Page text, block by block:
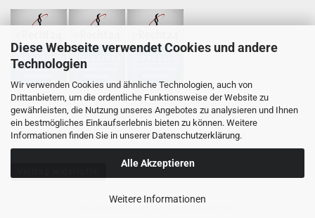
Diese Webseite verwendet Cookies und andere
Technologien
Wir verwenden Cookies und ähnliche Technologien, auch von
Drittanbietern, um die ordentliche Funktionsweise der Website zu
gewährleisten, die Nutzung unseres Angebotes zu analysieren und Ihnen
ein bestmögliches Einkaufserlebnis bieten zu können. Weitere
Informationen finden Sie in unserer Datenschutzerklärung.
Alle Akzeptieren
Weitere Informationen
Wir nutzen Trusted Shops als unabhängigen Dienstleister für die Einholung
von Bewertungen.Trusted Shops hat Maßnahmen getroffen, um
sicherzustellen, dass es es sich um echte Bewertungen handelt.